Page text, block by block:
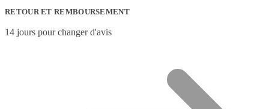
RETOUR ET REMBOURSEMENT
14 jours pour changer d'avis